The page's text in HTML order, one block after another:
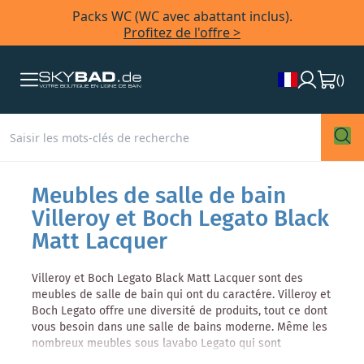
Packs WC (WC avec abattant inclus).
Profitez de l'offre >
()
Meubles de salle de bain
Villeroy et Boch Legato Black
Matt Lacquer
Villeroy et Boch Legato Black Matt Lacquer sont des
meubles de salle de bain qui ont du caractére. Villeroy et
Boch Legato offre une diversité de produits, tout ce dont
vous besoin dans une salle de bains moderne. Même les
nombreux meubles sous lavabo Legato qui sont
disponibles dans les largeurs de 40, 80, 100, 120, 140 et